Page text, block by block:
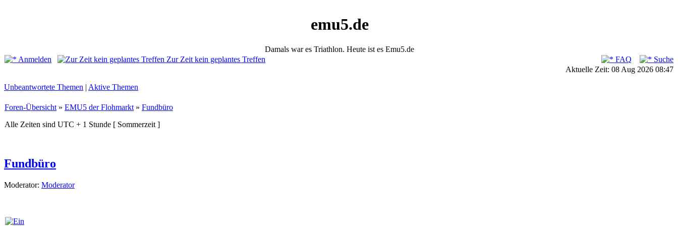
emu5.de
Damals war es Triathlon. Heute ist es Emu5.de
Anmelden
Zur Zeit kein geplantes Treffen FAQ
Suche
Aktuelle Zeit: 08 Aug 2026 08:47
Unbeantwortete Themen | Aktive Themen
Foren-Übersicht » EMU5 der Flohmarkt » Fundbüro
Alle Zeiten sind UTC + 1 Stunde [ Sommerzeit ]
Fundbüro
Moderator: Moderator